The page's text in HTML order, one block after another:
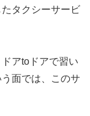
タクシーサービ
アtoドアで習い
面では、このサ